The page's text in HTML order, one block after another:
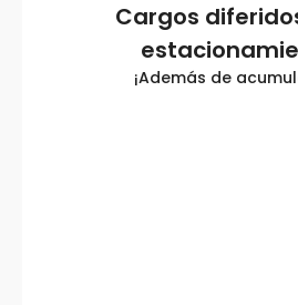
Cargos
¡Además de